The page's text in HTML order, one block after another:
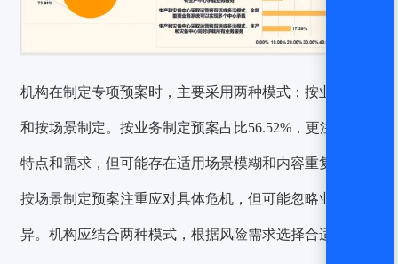
机构在制定专项预案时，主要采用两种模式：按业务制定
和按场景制定。按业务制定预案占比56.52%，更注重业务
特点和需求，但可能存在适用场景模糊和内容重复问题。
按场景制定预案注重应对具体危机，但可能忽略业务差
异。机构应结合两种模式，根据风险需求选择合适模式。